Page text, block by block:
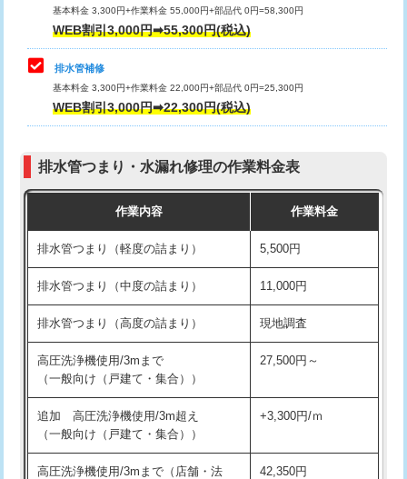
コンクリート斫り（厚さ10㎝超え）
モルタル補修（厚さ10㎝まで）
モルタル補修（厚さ10㎝超え）
追加人工 16,500円
現場見積
※給水管工事は20mmまでの価格です。
式）)
交換・取付(混合水栓（壁付・デッキ
式・ワンホール）)
16,500円+材料費
交換・取付(排水栓・排水トラップ
交換・取付（その他部品） 11,000円+材料費
持込商品取付（単水栓） 13,200円
持込商品取付（混合水栓） 16,500円
持込商品取付（浄水器・分岐水栓） 16,500円
給水管工事※（ホール加工) 16,500円
給水管工事※（バンド止め) 3,300円
給水管工事※（支持金具設置)
給水管工事※（保温材使用（バンド止
め込み）)
5,500円
給水管工事※（土の掘削・埋め戻し作
11,000円
基本料金 3,300円+作業料金 55,000円+部品代 0円=58,300円
WEB割引3,000円➡55,300円(税込)
排水管補修
基本料金 3,300円+作業料金 22,000円+部品代 0円=25,300円
WEB割引3,000円➡22,300円(税込)
排水管つまり・水漏れ修理の作業料金表
作業内容 作業料金
排水管つまり（軽度の詰まり） 5,500円
排水管つまり（中度の詰まり） 11,000円
排水管つまり（高度の詰まり） 現地調査
高圧洗浄機使用/3mまで
（一般向け（戸建て・集合））
27,500円～
追加 高圧洗浄機使用/3m超え
（一般向け（戸建て・集合））
+3,300円/ｍ
高圧洗浄機使用/3mまで（店舗・法
42,350円